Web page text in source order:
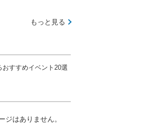
もっと見る
すすめイベント20選
ジはありません。